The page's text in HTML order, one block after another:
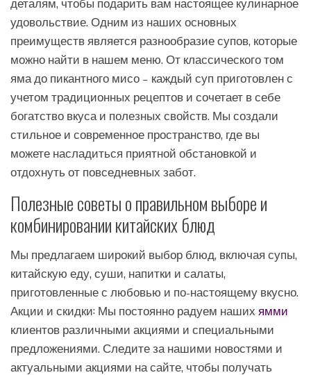
деталям, чтобы подарить вам настоящее кулинарное
удовольствие. Одним из наших основных
преимуществ является разнообразие супов, которые
можно найти в нашем меню. От классического том
яма до пикантного мисо – каждый суп приготовлен с
учетом традиционных рецептов и сочетает в себе
богатство вкуса и полезных свойств. Мы создали
стильное и современное пространство, где вы
можете насладиться приятной обстановкой и
отдохнуть от повседневных забот.
Полезные советы о правильном выборе и
комбинировании китайских блюд
Мы предлагаем широкий выбор блюд, включая супы,
китайскую еду, суши, напитки и салаты,
приготовленные с любовью и по-настоящему вкусно.
Акции и скидки: Мы постоянно радуем наших ямми
клиентов различными акциями и специальными
предложениями. Следите за нашими новостями и
актуальными акциями на сайте, чтобы получать